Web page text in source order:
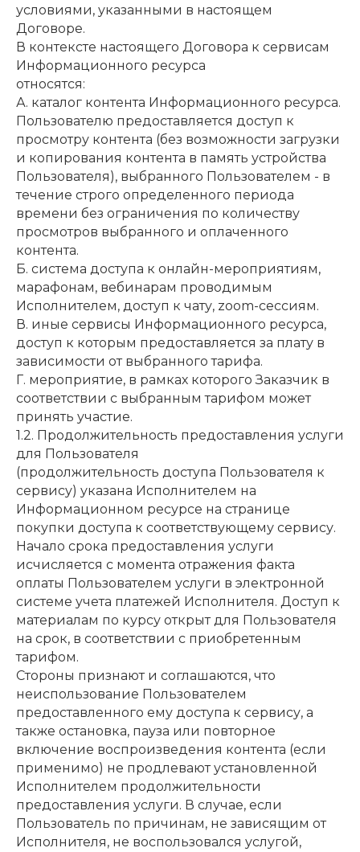
условиями, указанными в настоящем
Договоре.
В контексте настоящего Договора к сервисам
Информационного ресурса
относятся:
А. каталог контента Информационного ресурса.
Пользователю предоставляется доступ к
просмотру контента (без возможности загрузки
и копирования контента в память устройства
Пользователя), выбранного Пользователем - в
течение строго определенного периода
времени без ограничения по количеству
просмотров выбранного и оплаченного
контента.
Б. система доступа к онлайн-мероприятиям,
марафонам, вебинарам проводимым
Исполнителем, доступ к чату, zoom-сессиям.
В. иные сервисы Информационного ресурса,
доступ к которым предоставляется за плату в
зависимости от выбранного тарифа.
Г. мероприятие, в рамках которого Заказчик в
соответствии с выбранным тарифом может
принять участие.
1.2. Продолжительность предоставления услуги
для Пользователя
(продолжительность доступа Пользователя к
сервису) указана Исполнителем на
Информационном ресурсе на странице
покупки доступа к соответствующему сервису.
Начало срока предоставления услуги
исчисляется с момента отражения факта
оплаты Пользователем услуги в электронной
системе учета платежей Исполнителя. Доступ к
материалам по курсу открыт для Пользователя
на срок, в соответствии с приобретенным
тарифом.
Стороны признают и соглашаются, что
неиспользование Пользователем
предоставленного ему доступа к сервису, а
также остановка, пауза или повторное
включение воспроизведения контента (если
применимо) не продлевают установленной
Исполнителем продолжительности
предоставления услуги. В случае, если
Пользователь по причинам, не зависящим от
Исполнителя, не воспользовался услугой,